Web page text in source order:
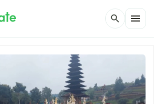
search menu